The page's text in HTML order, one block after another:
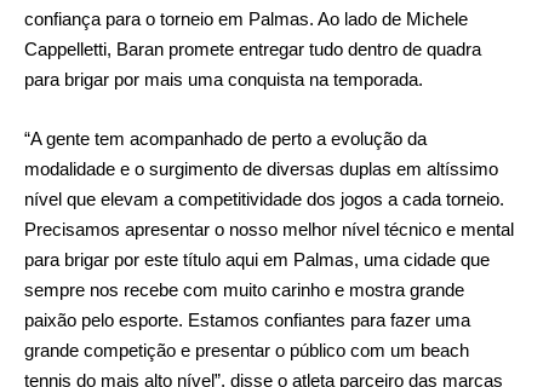
confiança para o torneio em Palmas. Ao lado de Michele
Cappelletti, Baran promete entregar tudo dentro de quadra
para brigar por mais uma conquista na temporada.
“A gente tem acompanhado de perto a evolução da
modalidade e o surgimento de diversas duplas em altíssimo
nível que elevam a competitividade dos jogos a cada torneio.
Precisamos apresentar o nosso melhor nível técnico e mental
para brigar por este título aqui em Palmas, uma cidade que
sempre nos recebe com muito carinho e mostra grande
paixão pelo esporte. Estamos confiantes para fazer uma
grande competição e presentar o público com um beach
tennis do mais alto nível”, disse o atleta parceiro das marcas